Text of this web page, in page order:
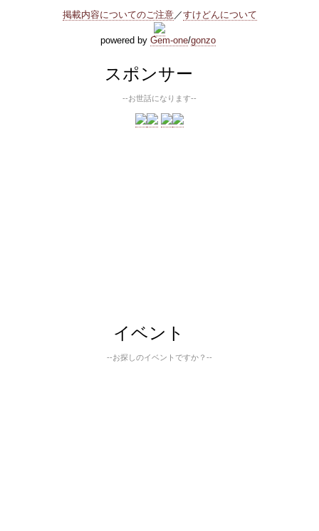
掲載内容についてのご注意／すけどんについて
powered by Gem-one/gonzo
スポンサー
--お世話になります--
イベント
--お探しのイベントですか？--